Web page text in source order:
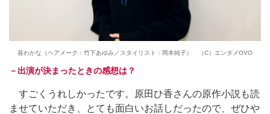
葵わかな（ヘアメーク：竹下あゆみ／スタイリスト：岡本純子） （C）エンタメOVO
－出演が決まったときの感想は？
すごくうれしかったです。原田ひ香さんの原作小説も読
ませていただき、とても面白いお話しだったので、ぜひや